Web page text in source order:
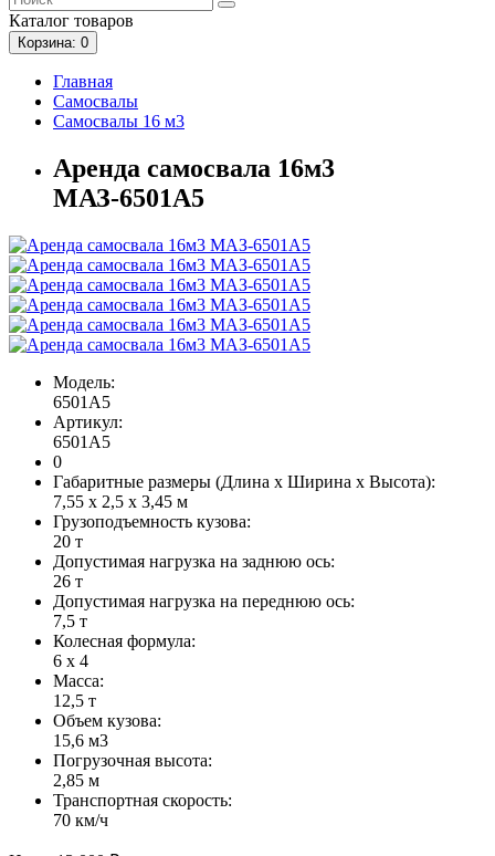
Каталог товаров
Корзина: 0
Главная
Самосвалы
Самосвалы 16 м3
Аренда самосвала 16м3
МАЗ-6501А5
Модель:
6501А5
Артикул:
6501А5
0
Габаритные размеры (Длина х Ширина х Высота):
7,55 х 2,5 х 3,45 м
Грузоподъемность кузова:
20 т
Допустимая нагрузка на заднюю ось:
26 т
Допустимая нагрузка на переднюю ось:
7,5 т
Колесная формула:
6 х 4
Масса:
12,5 т
Объем кузова:
15,6 м3
Погрузочная высота:
2,85 м
Транспортная скорость:
70 км/ч